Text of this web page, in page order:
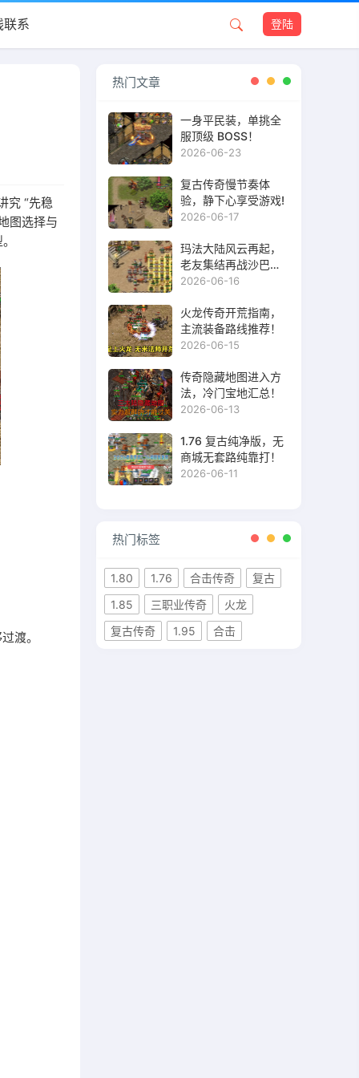
联系 登陆
究 “先稳
图选择与
渡。
热门文章
一身平民装，单挑全
服顶级 BOSS！
2026-06-23
复古传奇慢节奏体
验，静下心享受游戏!
2026-06-17
玛法大陆风云再起，
老友集结再战沙巴
克！
2026-06-16
火龙传奇开荒指南，
主流装备路线推荐！
2026-06-15
传奇隐藏地图进入方
法，冷门宝地汇总！
2026-06-13
1.76 复古纯净版，无
商城无套路纯靠打！
2026-06-11
热门标签
1.80 1.76 合击传奇
复古
1.85
三职业传奇
火龙
复古传奇
1.95 合击